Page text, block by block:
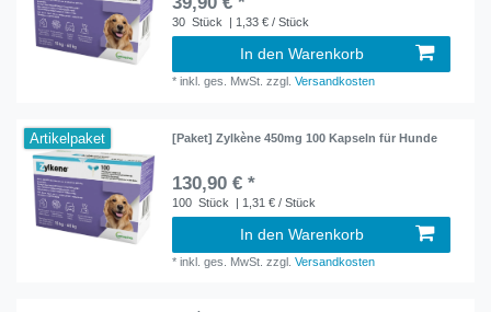
30 Stück | 1,33 € / Stück
In den Warenkorb
*inkl. ges. MwSt. zzgl.Versandkosten
Artikelpaket [Paket] Zylkène 450mg 100 Kapseln für Hunde
130,90 € *
100 Stück | 1,31 € / Stück
In den Warenkorb
*inkl. ges. MwSt. zzgl.Versandkosten